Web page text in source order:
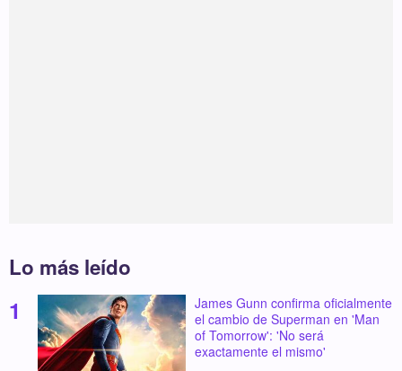
Lo más leído
James Gunn confirma oficialmente
el cambio de Superman en 'Man
of Tomorrow': 'No será
exactamente el mismo'